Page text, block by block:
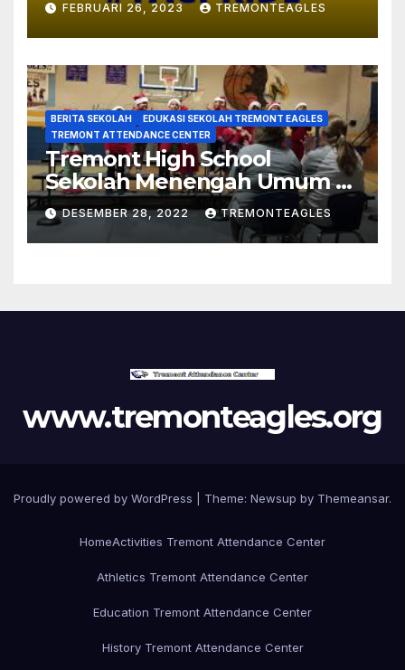
FEBRUARI 26, 2023 TREMONTEAGLES
BERITA SEKOLAH
EDUKASI SEKOLAH TREMONT EAGLES
TREMONT ATTENDANCE CENTER
Tremont High School
Sekolah Menengah Umum Di
Mississippi
DESEMBER 28, 2022 TREMONTEAGLES
www.tremonteagles.org
Proudly powered by WordPress Theme: Newsup by Themeansar.
HomeActivities Tremont Attendance Center
Athletics Tremont Attendance Center
Education Tremont Attendance Center
History Tremont Attendance Center